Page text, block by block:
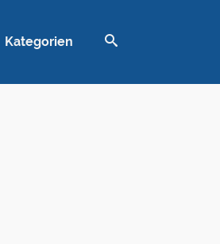
Kategorien